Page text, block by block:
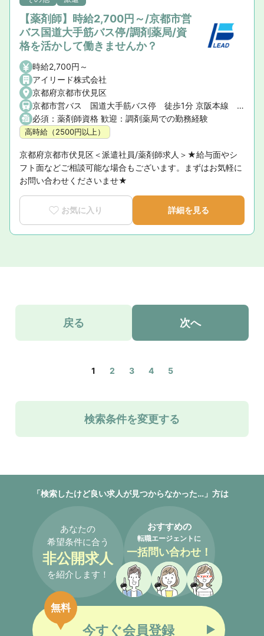
【薬剤師】時給2,700円～/京都市営
バス国道大手筋バス停/調剤薬局/資
格を活かして働きませんか？
時給2,700円～
アイリード株式会社
京都府京都市伏見区
京都市営バス 国道大手筋バス停 徒歩1分 京阪本線 中書島駅 徒歩27分 京阪宇治線 中書島駅 徒歩27分
必須：薬剤師資格 歓迎：調剤薬局での勤務経験
高時給（2500円以上）
京都府京都市伏見区＜派遣社員/薬剤師求人＞★給与面やシ
フト面などご相談可能な場合もございます。まずはお気軽に
お問い合わせくださいませ★
お気に入り 詳細を見る
戻る 次へ
1 2 3 4 5
検索条件を変更する
「検索したけど良い求人が見つからなかった…」方は
あなたの
希望条件に合う
非公開求人
を紹介します！
おすすめの
転職エージェントに
一括問い合わせ！
今すぐ会員登録
無料